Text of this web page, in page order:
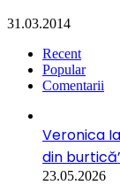
31.03.2014
Recent
Popular
Comentarii
Veronica
din
23.05.2026